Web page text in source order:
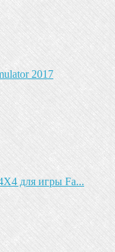
2017
для игры Fa...